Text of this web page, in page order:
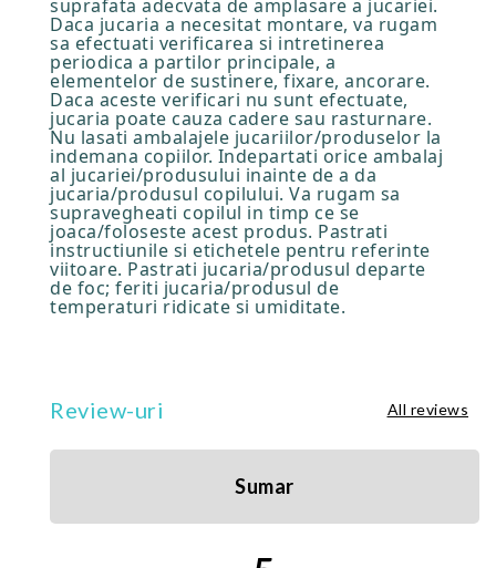
suprafata adecvata de amplasare a jucariei.
Daca jucaria a necesitat montare, va rugam
sa efectuati verificarea si intretinerea
periodica a partilor principale, a
elementelor de sustinere, fixare, ancorare.
Daca aceste verificari nu sunt efectuate,
jucaria poate cauza cadere sau rasturnare.
Nu lasati ambalajele jucariilor/produselor la
indemana copiilor. Indepartati orice ambalaj
al jucariei/produsului inainte de a da
jucaria/produsul copilului. Va rugam sa
supravegheati copilul in timp ce se
joaca/foloseste acest produs. Pastrati
instructiunile si etichetele pentru referinte
viitoare. Pastrati jucaria/produsul departe
de foc; feriti jucaria/produsul de
temperaturi ridicate si umiditate.
Review-uri All reviews
Sumar